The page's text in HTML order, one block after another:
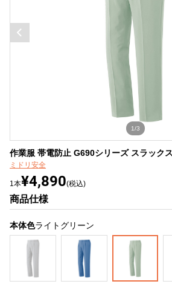
1/3
作業服 帯電防止 G690シリーズ スラックス
ミドリ安全
1本¥4,890(税込)
商品仕様
本体色ライトグリーン